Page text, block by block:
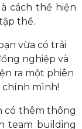
cách thể hiện
thể.
vừa có trải
nghiệp và
ra một phiên
chính mình!
có thêm thông
team building